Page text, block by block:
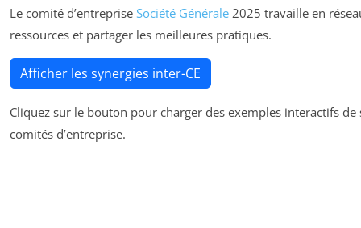
Le comité d’entreprise Société Générale 2025 travaille en
ressources et partager les meilleures pratiques.
Afficher les synergies inter-CE
Cliquez sur le bouton pour charger des exemples interactifs de
comités d’entreprise.